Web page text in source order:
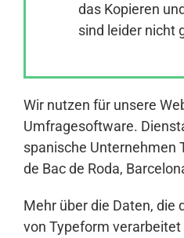
Anmelden
das Kopieren
sind leider nicht
Wir nutzen für unsere
Umfragesoftware.
spanische Unternehmen
de Bac de Roda,
Mehr über die Daten, die
von Typeform